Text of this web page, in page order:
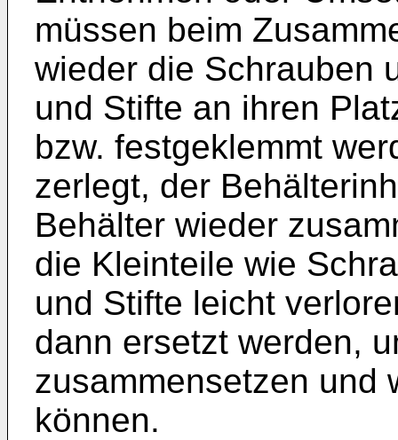
müssen beim
wieder die Schrauben
und Stifte an ihren
bzw. festgeklemmt
zerlegt, der
Behälter wieder
die Kleinteile wie
und Stifte leicht
dann ersetzt werden,
zusammensetzen und
können.